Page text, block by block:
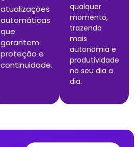
atualizações
automáticas
que
garantem
proteção e
continuidade.
qualquer
momento,
trazendo
mais
autonomia e
produtividade
no seu dia a
dia.